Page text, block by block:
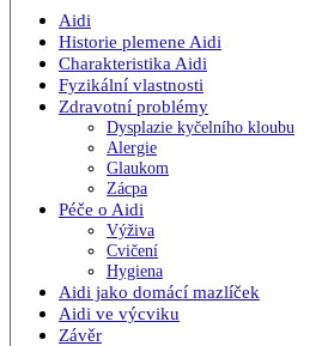
Aidi
Historie plemene Aidi
Charakteristika Aidi
Fyzikální vlastnosti
Zdravotní problémy
Dysplazie kyčelního kloubu
Alergie
Glaukom
Zácpa
Péče o Aidi
Výživa
Cvičení
Hygiena
Aidi jako domácí mazlíček
Aidi ve výcviku
Závěr